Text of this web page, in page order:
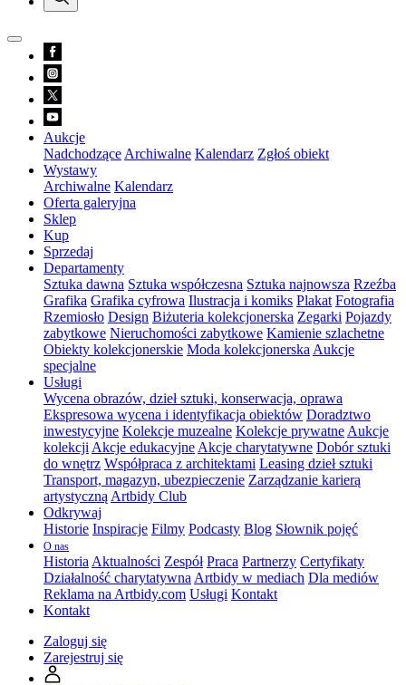
Aukcje
Nadchodzące Archiwalne Kalendarz Zgłoś obiekt
Wystawy
Archiwalne Kalendarz
Oferta galeryjna
Sklep
Kup
Sprzedaj
Departamenty
Sztuka dawna Sztuka współczesna Sztuka najnowsza Rzeźba
Grafika Grafika cyfrowa Ilustracja i komiks Plakat Fotografia
Rzemiosło Design Biżuteria kolekcjonerska Zegarki Pojazdy
zabytkowe Nieruchomości zabytkowe Kamienie szlachetne
Obiekty kolekcjonerskie Moda kolekcjonerska Aukcje
specjalne
Usługi
Wycena obrazów, dzieł sztuki, konserwacja, oprawa
Ekspresowa wycena i identyfikacja obiektów Doradztwo
inwestycyjne Kolekcje muzealne Kolekcje prywatne Aukcje
kolekcji Akcje edukacyjne Akcje charytatywne Dobór sztuki
do wnętrz Współpraca z architektami Leasing dzieł sztuki
Transport, magazyn, ubezpieczenie Zarządzanie karierą
artystyczną Artbidy Club
Odkrywaj
Historie Inspiracje Filmy Podcasty Blog Słownik pojęć
O nas
Historia Aktualności Zespół Praca Partnerzy Certyfikaty
Działalność charytatywna Artbidy w mediach Dla mediów
Reklama na Artbidy.com Usługi Kontakt
Kontakt
Zaloguj się
Zarejestruj się